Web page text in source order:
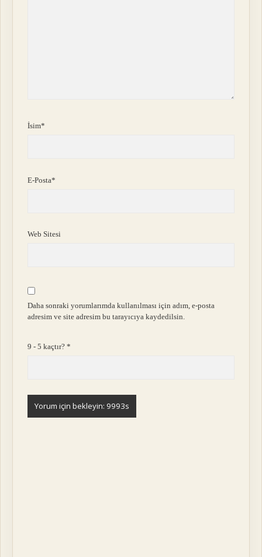
İsim*
E-Posta*
Web Sitesi
Daha sonraki yorumlarımda kullanılması için adım, e-posta
adresim ve site adresim bu tarayıcıya kaydedilsin.
9 - 5 kaçtır?*